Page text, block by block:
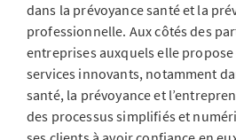
dans la prévoyance santé et la
professionnelle. Aux côtés des
entreprises auxquels elle
services innovants, notamment
santé, la prévoyance et
des processus simplifiés et